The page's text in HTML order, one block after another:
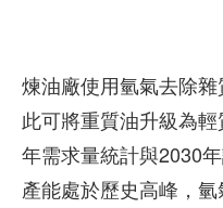
煉油廠使用氫氣去除
此可將重質油升級為
年需求量統計與2030
產能處於歷史高峰，